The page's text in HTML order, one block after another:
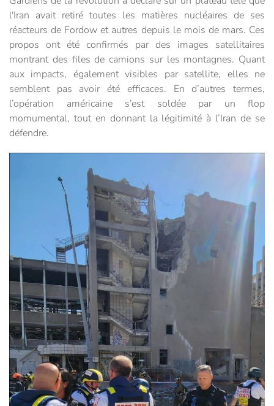
l'Iran avait retiré toutes les matières nucléaires de ses
réacteurs de Fordow et autres depuis le mois de mars. Ces
propos ont été confirmés par des images satellitaires
montrant des files de camions sur les montagnes. Quant
aux impacts, également visibles par satellite, elles ne
semblent pas avoir été efficaces. En d’autres termes,
l’opération américaine s’est soldée par un flop
momumental, tout en donnant la légitimité à l’Iran de se
défendre.